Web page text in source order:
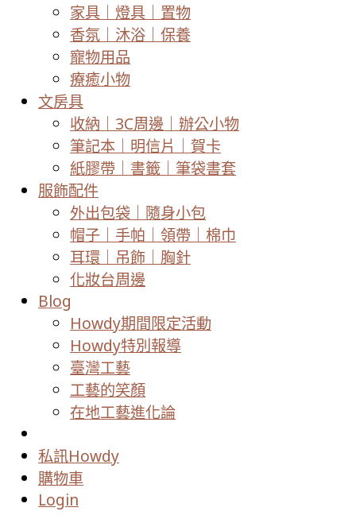
家具｜燈具｜置物
香氛｜沐浴｜保養
寵物用品
療癒小物
文房具
收納｜3C周邊｜辦公小物
筆記本｜明信片｜賀卡
紙膠帶｜書籤｜筆袋書套
服飾配件
外出包袋｜隨身小包
帽子｜手帕｜領帶｜棉巾
耳環｜吊飾｜胸針
化妝台周邊
Blog
Howdy期間限定活動
Howdy特別報導
臺灣工藝
工藝的笑顏
在地工藝進化論
私訊Howdy
購物車
Login